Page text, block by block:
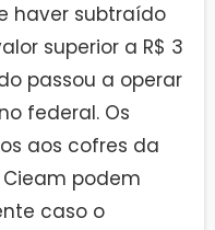
haver subtraído
superior a R$ 3
passou a operar
federal. Os
aos cofres da
podem
caso o